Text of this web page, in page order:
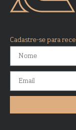
Cadastre-se para